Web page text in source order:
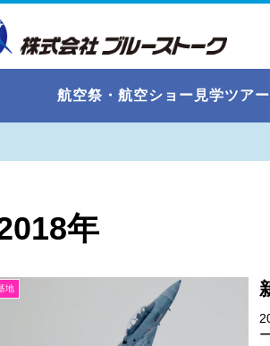
航空祭・航空ショー見学ツアー
年
地